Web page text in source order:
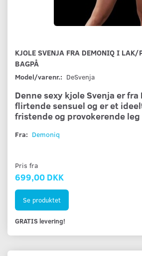
KJOLE SVENJA FRA DEMONIQ I
BAGPÅ
Model/varenr.: DeSvenja
Denne sexy kjole Svenja er
flirtende sensuel og er et
fristende og provokerende leg
Fra: Demoniq
Pris fra
699,00 DKK
Se produktet
GRATIS levering!